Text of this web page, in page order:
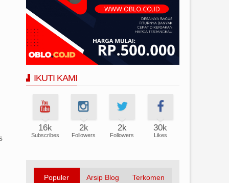
IKUTI KAMI
16k
Subscribes
2k
Followers
2k
Followers
30k
Likes
Populer Arsip Blog Terkomen